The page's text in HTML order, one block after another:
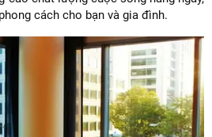
cách cho bạn và gia đình.